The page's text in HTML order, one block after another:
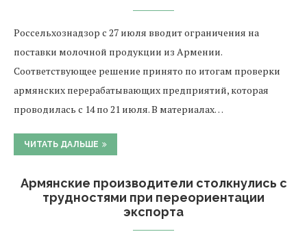
Россельхознадзор с 27 июля вводит ограничения на
поставки молочной продукции из Армении.
Соответствующее решение принято по итогам проверки
армянских перерабатывающих предприятий, которая
проводилась с 14 по 21 июля. В материалах…
ЧИТАТЬ ДАЛЬШЕ
Армянские производители столкнулись с
трудностями при переориентации
экспорта